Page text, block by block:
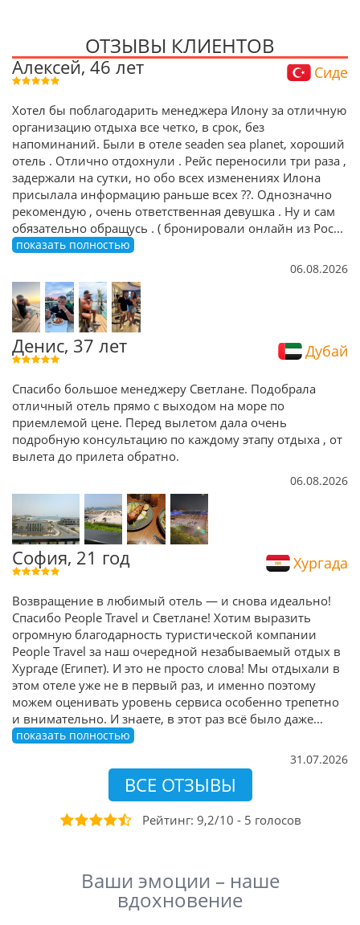
ОТЗЫВЫ КЛИЕНТОВ
Алексей, 46 лет Сиде
Хотел бы поблагодарить менеджера Илону за отличную
организацию отдыха все четко, в срок, без
напоминаний. Были в отеле seaden sea planet, хороший
отель . Отлично отдохнули . Рейс переносили три раза ,
задержали на сутки, но обо всех изменениях Илона
присылала информацию раньше всех ??. Однозначно
рекомендую , очень ответственная девушка . Ну и сам
обязательно обращусь . ( бронировали онлайн из Рос...
показать полностью
06.08.2026
Денис, 37 лет Дубай
Спасибо большое менеджеру Светлане. Подобрала
отличный отель прямо с выходом на море по
приемлемой цене. Перед вылетом дала очень
подробную консультацию по каждому этапу отдыха , от
вылета до прилета обратно.
06.08.2026
София, 21 год Хургада
Возвращение в любимый отель — и снова идеально!
Спасибо People Travel и Светлане! Хотим выразить
огромную благодарность туристической компании
People Travel за наш очередной незабываемый отдых в
Хургаде (Египет). И это не просто слова! Мы отдыхали в
этом отеле уже не в первый раз, и именно поэтому
можем оценивать уровень сервиса особенно трепетно
и внимательно. И знаете, в этот раз всё было даже...
показать полностью
31.07.2026
ВСЕ ОТЗЫВЫ
Рейтинг: 9,2/10 - 5 голосов
Ваши эмоции – наше
вдохновение